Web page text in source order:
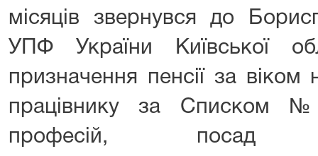
місяців звернувся до
УПФ України Київської
призначення пенсії за віком
працівнику за Списком
професій, посад